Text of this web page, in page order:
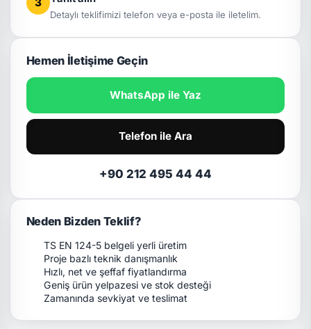
Detaylı teklifimizi telefon veya e-posta ile iletelim.
Hemen İletişime Geçin
WhatsApp ile Yaz
Telefon ile Ara
+90 212 495 44 44
Neden Bizden Teklif?
TS EN 124-5 belgeli yerli üretim
Proje bazlı teknik danışmanlık
Hızlı, net ve şeffaf fiyatlandırma
Geniş ürün yelpazesi ve stok desteği
Zamanında sevkiyat ve teslimat